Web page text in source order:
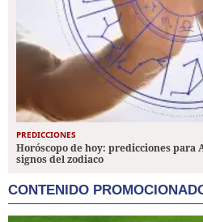
PREDICCIONES
Horóscopo de hoy: predicciones para
signos del zodiaco
CONTENIDO